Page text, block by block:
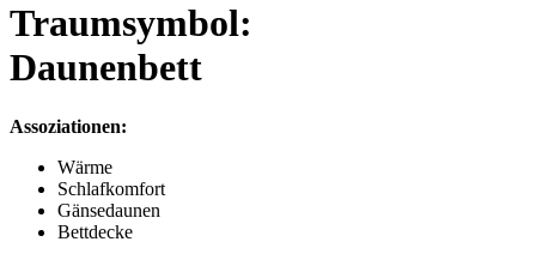
Traumsymbol:
Daunenbett
Assoziationen:
Wärme
Schlafkomfort
Gänsedaunen
Bettdecke